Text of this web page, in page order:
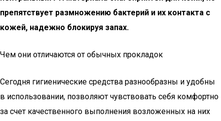
препятствует размножению бактерий и их контакта с
кожей, надежно блокируя запах.
Чем они отличаются от обычных прокладок
Сегодня гигиенические средства разнообразны и удобны
в использовании, позволяют чувствовать себя комфортно
за счет качественного выполнения возложенных на них